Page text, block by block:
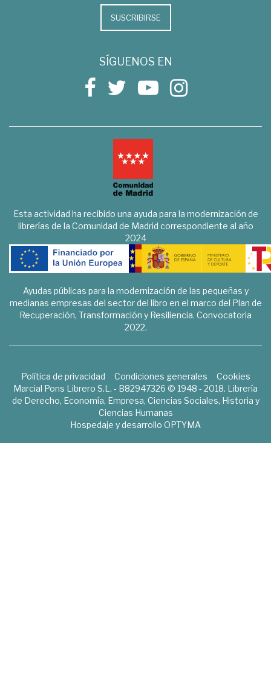
SUSCRIBIRSE
SÍGUENOS EN
Esta actividad ha recibido una ayuda para la modernización de
librerías de la Comunidad de Madrid correspondiente al año
2024
Ayudas públicas para la modernización de las pequeñas y
medianas empresas del sector del libro en el marco del Plan de
Recuperación, Transformación y Resiliencia. Convocatoria
2022.
Política de privacidad Condiciones generales
Cookies
Marcial Pons Librero S.L. - B82947326 © 1948 - 2018. Librería
de Derecho, Economía, Empresa, Ciencias Sociales, Historia y
Ciencias Humanas
Hospedaje y desarrollo OPTYMA